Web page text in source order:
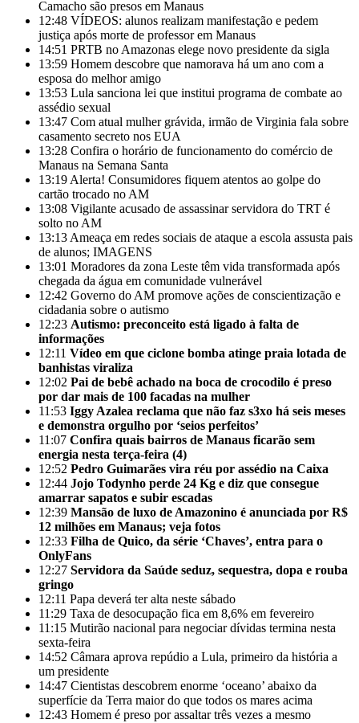
Camacho são presos em Manaus
12:48 VÍDEOS: alunos realizam manifestação e pedem
justiça após morte de professor em Manaus
14:51 PRTB no Amazonas elege novo presidente da sigla
13:59 Homem descobre que namorava há um ano com a
esposa do melhor amigo
13:53 Lula sanciona lei que institui programa de combate ao
assédio sexual
13:47 Com atual mulher grávida, irmão de Virginia fala sobre
casamento secreto nos EUA
13:28 Confira o horário de funcionamento do comércio de
Manaus na Semana Santa
13:19 Alerta! Consumidores fiquem atentos ao golpe do
cartão trocado no AM
13:08 Vigilante acusado de assassinar servidora do TRT é
solto no AM
13:13 Ameaça em redes sociais de ataque a escola assusta pais
de alunos; IMAGENS
13:01 Moradores da zona Leste têm vida transformada após
chegada da água em comunidade vulnerável
12:42 Governo do AM promove ações de conscientização e
cidadania sobre o autismo
12:23 Autismo: preconceito está ligado à falta de
informações
12:11 Vídeo em que ciclone bomba atinge praia lotada de
banhistas viraliza
12:02 Pai de bebê achado na boca de crocodilo é preso
por dar mais de 100 facadas na mulher
11:53 Iggy Azalea reclama que não faz s3xo há seis meses
e demonstra orgulho por ‘seios perfeitos’
11:07 Confira quais bairros de Manaus ficarão sem
energia nesta terça-feira (4)
12:52 Pedro Guimarães vira réu por assédio na Caixa
12:44 Jojo Todynho perde 24 Kg e diz que consegue
amarrar sapatos e subir escadas
12:39 Mansão de luxo de Amazonino é anunciada por R$
12 milhões em Manaus; veja fotos
12:33 Filha de Quico, da série ‘Chaves’, entra para o
OnlyFans
12:27 Servidora da Saúde seduz, sequestra, dopa e rouba
gringo
12:11 Papa deverá ter alta neste sábado
11:29 Taxa de desocupação fica em 8,6% em fevereiro
11:15 Mutirão nacional para negociar dívidas termina nesta
sexta-feira
14:52 Câmara aprova repúdio a Lula, primeiro da história a
um presidente
14:47 Cientistas descobrem enorme ‘oceano’ abaixo da
superfície da Terra maior do que todos os mares acima
12:43 Homem é preso por assaltar três vezes a mesmo